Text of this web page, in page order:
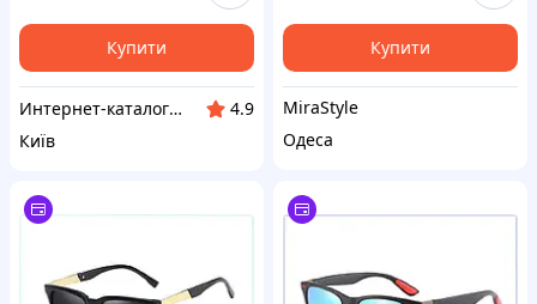
Купити
Интер​нет-ка​т​ал​​ог ски​​д​ок "МОДНИК"
4.9
Київ
Купити
MiraStyle
Одеса